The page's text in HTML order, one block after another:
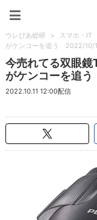
ウレぴあ総研 > スマホ・IT
がケンコーを追う 2022/10/
今売れてる双眼
がケンコーを追
2022.10.11 12:00配信